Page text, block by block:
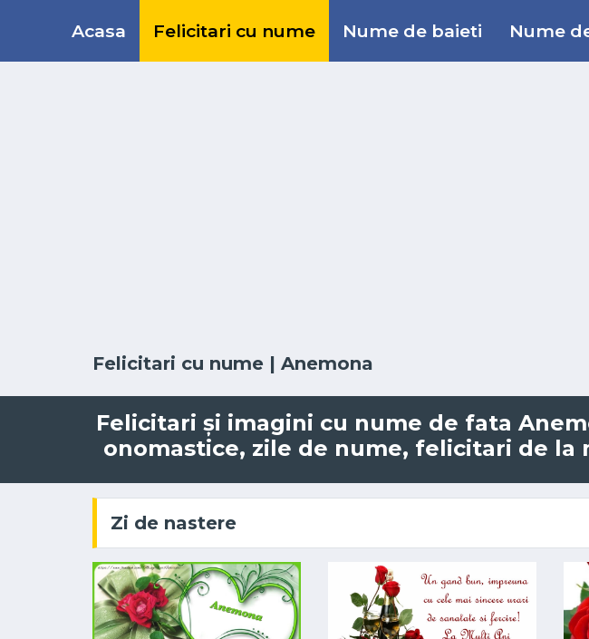
Acasa Felicitari cu nume Nume de baieti Nume
Felicitari cu nume | Anemona
Felicitari și imagini cu nume de fata
onomastice, zile de nume, felicitari de
Zi de nastere